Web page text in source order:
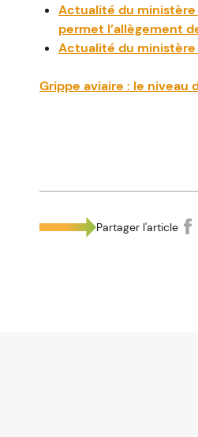
Actualité du ministère
permet l’allègement
Actualité du ministère
Grippe aviaire : le niveau
Partager l'article